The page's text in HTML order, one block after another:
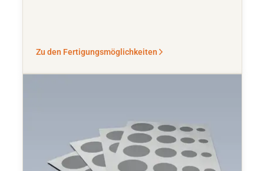
Zu den Fertigungsmöglichkeiten